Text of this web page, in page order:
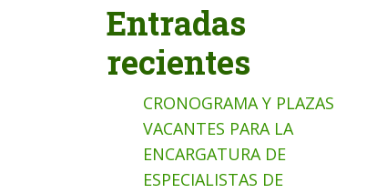
Entradas
recientes
CRONOGRAMA Y PLAZAS
VACANTES PARA LA
ENCARGATURA DE
ESPECIALISTAS DE